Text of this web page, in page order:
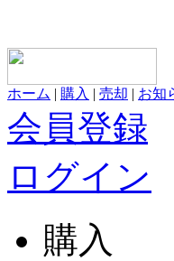
ホーム | 購入 | 売却 | お知
会員登録
ログイン
購入